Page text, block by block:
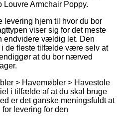
Louvre Armchair Poppy.
levering hjem til hvor du bor
viser sig for det meste
endvidere vældig let. Den
de fleste tilfælde være selv at
at du bor nærved
> Havemøbler > Havestole
i tilfælde af at du skal bruge
er det ganske meningsfuldt at
levering for den